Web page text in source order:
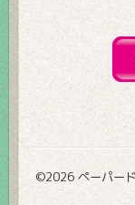
©2026 ペーパー